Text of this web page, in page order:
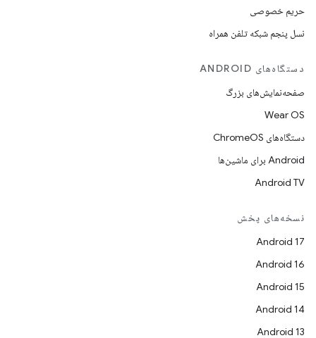
حریم خصوصی
نسل پنجم شبکه تلفن همراه
دستگاه‌های ANDROID
صفحه‌نمایش‌های بزرگ
Wear OS
دستگاه‌های ChromeOS
Android برای ماشین‌ها
Android TV
نسخه‌های پخش
Android 17
Android 16
Android 15
Android 14
Android 13